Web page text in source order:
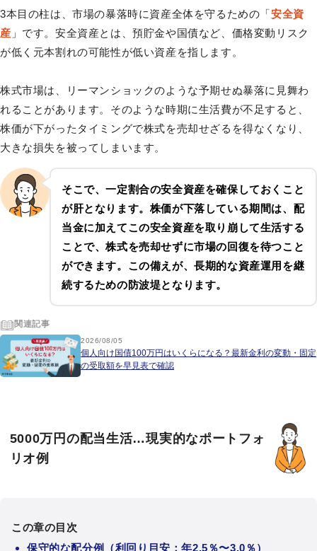
3本目の柱は、市場の暴落時に資産全体を守るための「安全資
産 」です。安全資産とは、預貯金や国債など、価格変動リスク
が低く元本割れの可能性が低い資産を指します。
株式市場は、リーマンショックのような予期せぬ暴落に見舞わ
れることがあります。そのような時期に生活費が不足すると、
株価が下がったタイミングで株式を売却せざるを得なくなり、
大きな損失を被ってしまいます。
そこで、一定割合の安全資産を確保しておくこと
が肝となります。株価が下落している期間は、配
当金に加えてこの安全資産を取り崩して生活する
ことで、株式を売却せずに市場の回復を待つこと
ができます。この備えが、長期的な資産運用を継
続するための防波堤となります。
関連記事
2026/08/05
個人向け国債100万円はいくらになる？最新金利の変動・固定
の受取額を早見表で確認
5000万円の配当生活…現実的なポートフォ
リオ例
この章の目次
保守的な配分例（利回り目安：年2.5％〜3.0％）